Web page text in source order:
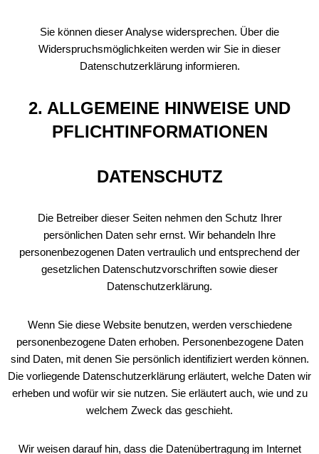
Sie können dieser Analyse widersprechen. Über die
Widerspruchsmöglichkeiten werden wir Sie in dieser
Datenschutzerklärung informieren.
2. ALLGEMEINE HINWEISE UND
PFLICHTINFORMATIONEN
DATENSCHUTZ
Die Betreiber dieser Seiten nehmen den Schutz Ihrer
persönlichen Daten sehr ernst. Wir behandeln Ihre
personenbezogenen Daten vertraulich und entsprechend der
gesetzlichen Datenschutzvorschriften sowie dieser
Datenschutzerklärung.
Wenn Sie diese Website benutzen, werden verschiedene
personenbezogene Daten erhoben. Personenbezogene Daten
sind Daten, mit denen Sie persönlich identifiziert werden können.
Die vorliegende Datenschutzerklärung erläutert, welche Daten wir
erheben und wofür wir sie nutzen. Sie erläutert auch, wie und zu
welchem Zweck das geschieht.
Wir weisen darauf hin, dass die Datenübertragung im Internet